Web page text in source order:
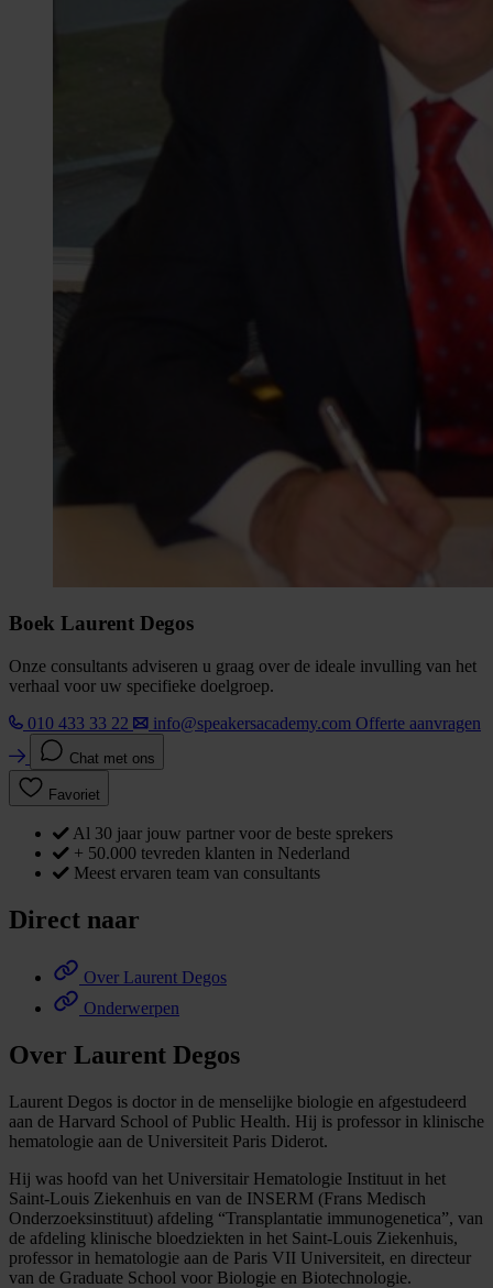
Boek Laurent Degos
Onze consultants adviseren u graag over de ideale invulling van het
verhaal voor uw specifieke doelgroep.
010 433 33 22
info@speakersacademy.com Offerte aanvragen
Chat met ons
Favoriet
Al 30 jaar jouw partner voor de beste sprekers
+ 50.000 tevreden klanten in Nederland
Meest ervaren team van consultants
Direct naar
Over Laurent Degos
Onderwerpen
Over Laurent Degos
Laurent Degos is doctor in de menselijke biologie en afgestudeerd
aan de Harvard School of Public Health. Hij is professor in klinische
hematologie aan de Universiteit Paris Diderot.
Hij was hoofd van het Universitair Hematologie Instituut in het
Saint-Louis Ziekenhuis en van de INSERM (Frans Medisch
Onderzoeksinstituut) afdeling “Transplantatie immunogenetica”, van
de afdeling klinische bloedziekten in het Saint-Louis Ziekenhuis,
professor in hematologie aan de Paris VII Universiteit, en directeur
van de Graduate School voor Biologie en Biotechnologie.